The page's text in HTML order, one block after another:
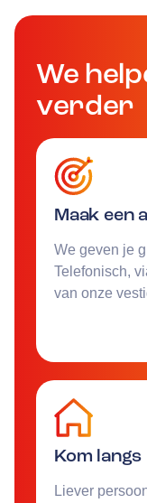
We
verder
Maak een
We geven je
Telefonisch,
van onze
Kom langs
Liever